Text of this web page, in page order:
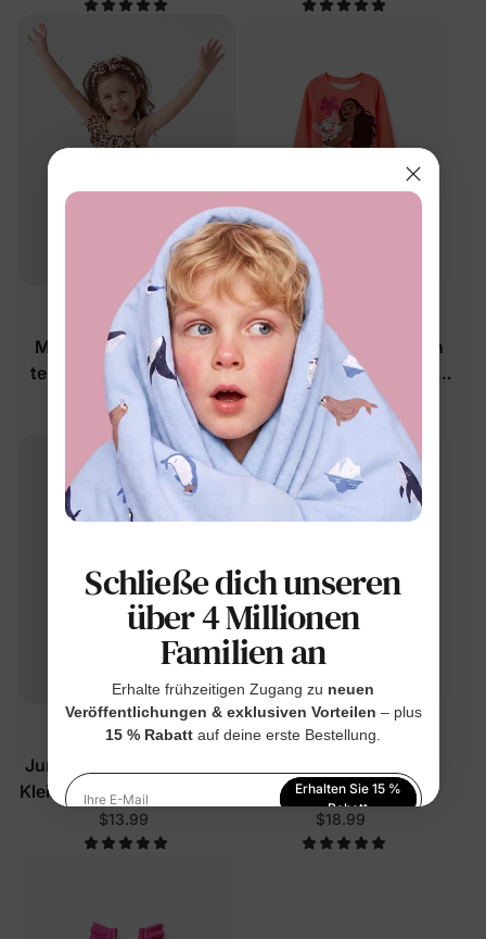
Aktiv & Outdoor
Mädchen Kleinkind 3-
teiliges Badeanzug-Set
$19.99
Disney-Prinzessin
Disney Moana Mädchen
Kleinkind/Kind 2-teiliges
Badeanzug-Set Orange
Rot
$26.99
Familien-Matching
Jungen-Badeanzüge für
Kleinkinder/Kinder in Blau
$13.99
PAW Patrol
Badehose mit
Blumenmuster in Rosarot
$18.99
Schließe dich unseren
über 4 Millionen
Familien an
Erhalte frühzeitigen Zugang zu neuen
Veröffentlichungen & exklusiven Vorteilen – plus
15 % Rabatt auf deine erste Bestellung.
Ihre E-Mail
Erhalten Sie 15 %
Rabatt
Indem Sie sich anmelden, stimmen Sie unserer